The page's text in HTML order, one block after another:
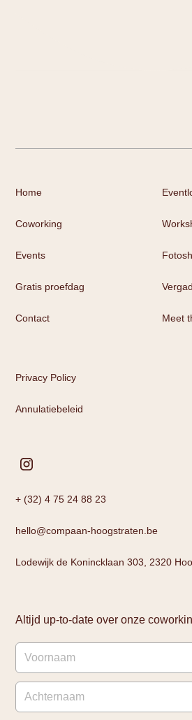
Home
Coworking
Events
Gratis proefdag
Contact Meet
Privacy Policy
Annulatiebeleid
+ (32) 4 75 24 88 23
hello@compaan-hoogstraten.be
Lodewijk de Konincklaan 303, 2320
Altijd up-to-date over onze